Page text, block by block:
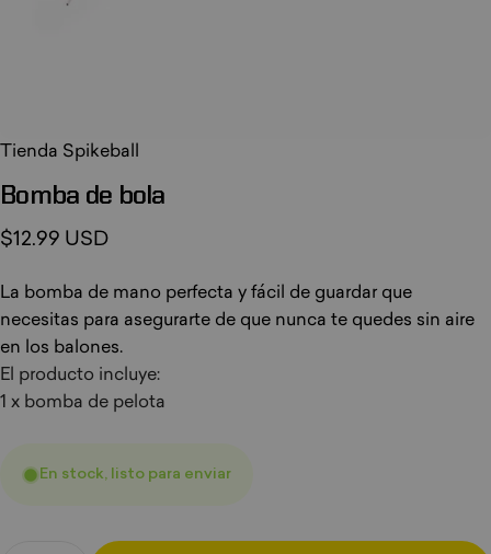
Tienda Spikeball
Bomba de bola
$12.99 USD
La bomba de mano perfecta y fácil de guardar que
necesitas para asegurarte de que nunca te quedes sin aire
en los balones.
El producto incluye:
1 x bomba de pelota
En stock, listo para enviar